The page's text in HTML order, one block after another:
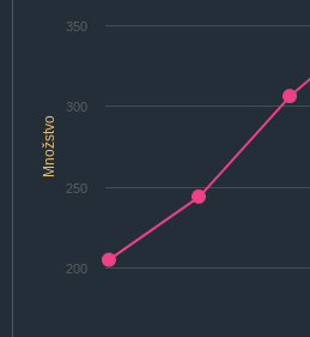
Množstvo
200
250
300
350